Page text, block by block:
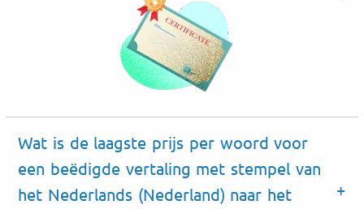
Wat is de laagste prijs per woord voor
een beëdigde vertaling met stempel van
het Nederlands (Nederland) naar het